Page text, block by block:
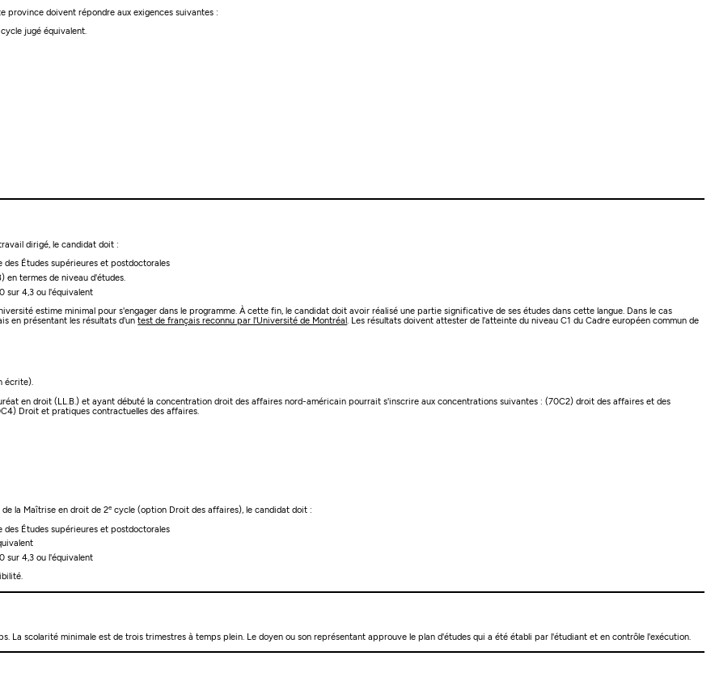
province doivent répondre aux exigences suivantes :
jugé équivalent.
dirigé, le candidat doit :
Études supérieures et postdoctorales
termes de niveau d'études.
sur 4,3 ou l'équivalent
estime minimal pour s'engager dans le programme. À cette fin, le candidat doit avoir réalisé une partie significative de ses études dans cette langue. Dans le cas
en présentant les résultats d'untest de français reconnu par l'Université de Montréal. Les résultats doivent attester de l'atteinte du niveau C1 du Cadre européen commun de
écrite).
en droit (LL.B.) et ayant débuté la concentration droit des affaires nord-américain pourrait s'inscrire aux concentrations suivantes : (70C2) droit des affaires et des
Droit et pratiques contractuelles des affaires.
la Maîtrise en droit de 2e cycle (option Droit des affaires), le candidat doit :
Études supérieures et postdoctorales
sur 4,3 ou l'équivalent
La scolarité minimale est de trois trimestres à temps plein. Le doyen ou son représentant approuve le plan d'études qui a été établi par l'étudiant et en contrôle l'exécution.